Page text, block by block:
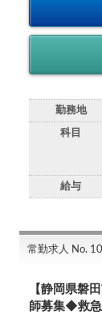
勤務地
科目
給与
常勤求人 No.
【静岡県磐
師募集◆救